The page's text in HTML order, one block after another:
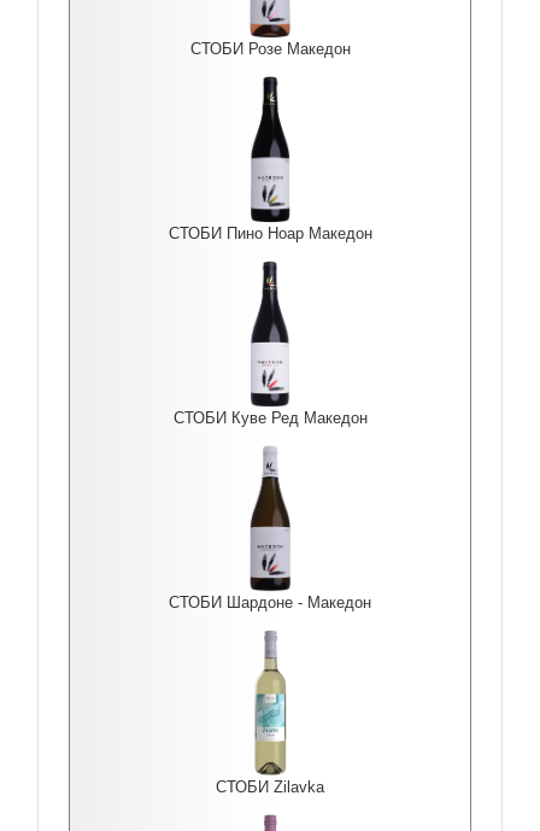
СТОБИ Розе Македон
СТОБИ Пино Ноар Македон
СТОБИ Куве Ред Македон
СТОБИ Шардоне - Македон
СТОБИ Zilavka